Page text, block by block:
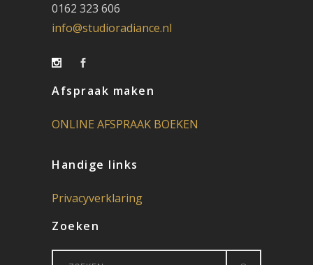
0162 323 606
info@studioradiance.nl
Afspraak maken
ONLINE AFSPRAAK BOEKEN
Handige links
Privacyverklaring
Zoeken